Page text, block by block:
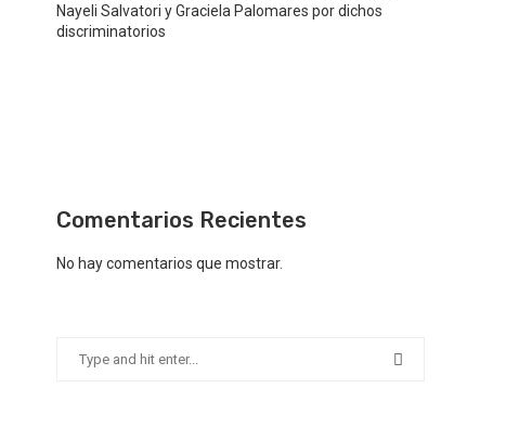
Nayeli Salvatori y Graciela Palomares por dichos
discriminatorios
Comentarios Recientes
No hay comentarios que mostrar.